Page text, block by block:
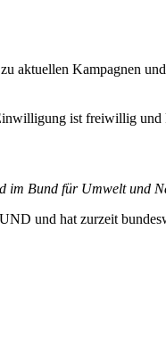
aktuellen Kampagnen
ist freiwillig und
im Bund für Umwelt und
und hat zurzeit